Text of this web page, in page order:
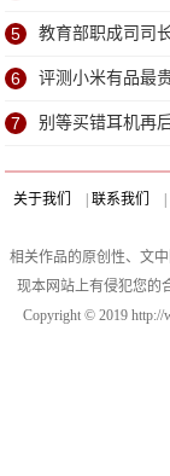
5 教育部职成司司
研
6 评测小米有品最
7 别等买错耳机再
能用
关于我们 联系我们
相关作品的原创性、文
现本网站上有侵犯您的
Copyright © 2019